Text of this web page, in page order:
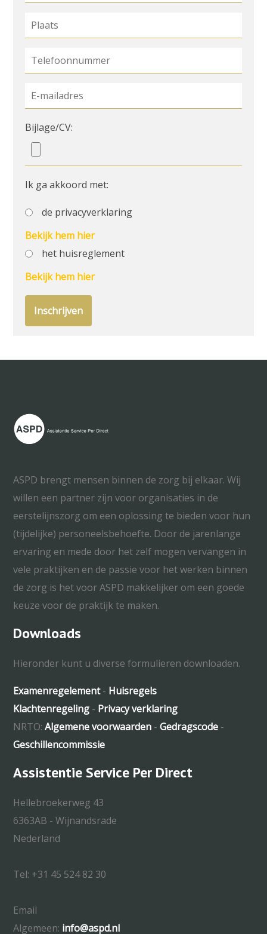
Bijlage/CV:
Ik ga akkoord met:
de privacyverklaring
Bekijk hem hier
het huisreglement
Bekijk hem hier
ASPD brengt mensen binnen de zorg bij elkaar. Wij
willen een partner zijn voor organisaties in de
eerstelijnszorg om een oplossing te bieden voor hun
(tijdelijke) personeelsbehoefte. Door de jarenlange
ervaring en mede door het zelf mogen vervangen in
vele praktijken en de passie voor het werken binnen
de zorg is het voor ASPD makkelijker om een goede
keuze voor de praktijk te maken.
Downloads
Hieronder kunt u diverse formulieren downloaden.
Examenregelement- Huisregels
Klachtenregeling - Privacy verklaring
NRTO:Algemene voorwaarden -Gedragscode -
Geschillencommissie
Assistentie Service Per Direct
Hellebroekerweg 43
6363AB - Wijnandsrade
Nederland
Tel: +31 45 524 82 30
Email
Algemeen: info@aspd.nl